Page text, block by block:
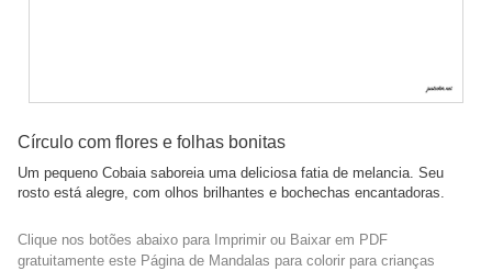
Círculo com flores e folhas bonitas
Um pequeno Cobaia saboreia uma deliciosa fatia de melancia. Seu
rosto está alegre, com olhos brilhantes e bochechas encantadoras.
Clique nos botões abaixo para Imprimir ou Baixar em PDF
gratuitamente este Página de Mandalas para colorir para crianças